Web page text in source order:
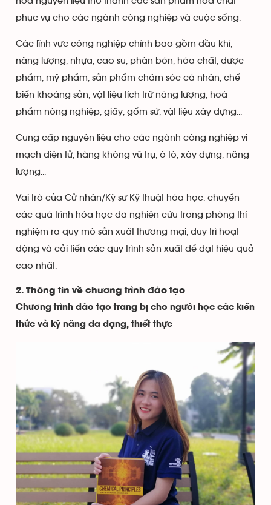
phục vụ cho các ngành công nghiệp và cuộc sống.
Các lĩnh vực công nghiệp chính bao gồm dầu khí,
năng lượng, nhựa, cao su, phân bón, hóa chất, dược
phẩm, mỹ phẩm, sản phẩm chăm sóc cá nhân, chế
biến khoáng sản, vật liệu tích trữ năng lượng, hoá
phẩm nông nghiệp, giấy, gốm sứ, vật liệu xây dựng...
Cung cấp nguyên liệu cho các ngành công nghiệp vi
mạch điện tử, hàng không vũ trụ, ô tô, xây dựng, năng
lượng...
Vai trò của Cử nhân/Kỹ sư Kỹ thuật hóa học: chuyển
các quá trình hóa học đã nghiên cứu trong phòng thí
nghiệm ra quy mô sản xuất thương mại, duy trì hoạt
động và cải tiến các quy trình sản xuất để đạt hiệu quả
cao nhất.
2. Thông tin về chương trình đào tạo
Chương trình đào tạo trang bị cho người học các kiến
thức và kỹ năng đa dạng, thiết thực